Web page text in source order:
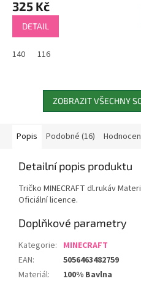
325 Kč
DETAIL
140 116
ZOBRAZIT VŠECHNY
Popis Podobné (16)
Detailní popis produktu
Tričko MINECRAFT dl.rukáv
Oficiální licence.
Doplňkové parametry
Kategorie: MINECRAFT
EAN:
5056463482759
Materiál: 100% Bavlna